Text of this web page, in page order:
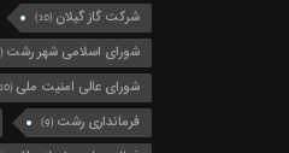
شرکت گاز گیلان (10)
شورای اسلامی شهر رشت (21)
شورای عالی امنیت ملی (10)
فرمانداری رشت (9)